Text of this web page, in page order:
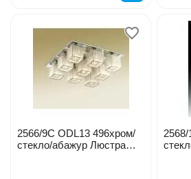
2566/9C ODL13 496хром/
стекло/абажур Люстра